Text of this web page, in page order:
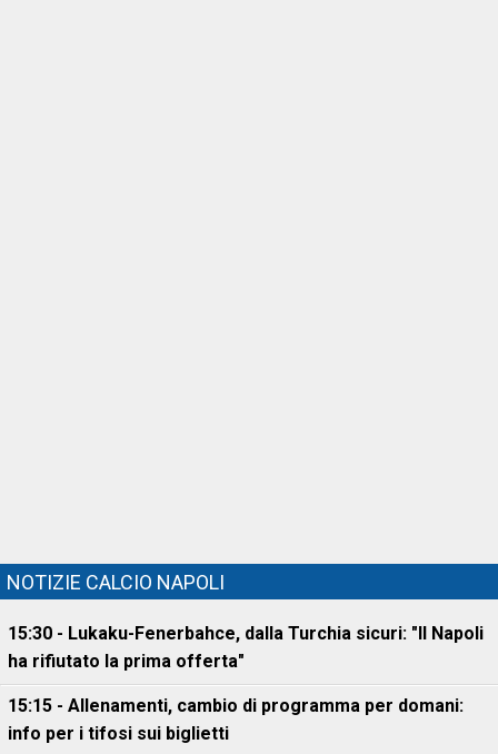
NOTIZIE CALCIO NAPOLI
15:30 - Lukaku-Fenerbahce, dalla Turchia sicuri: "Il Napoli
ha rifiutato la prima offerta"
15:15 - Allenamenti, cambio di programma per domani:
info per i tifosi sui biglietti